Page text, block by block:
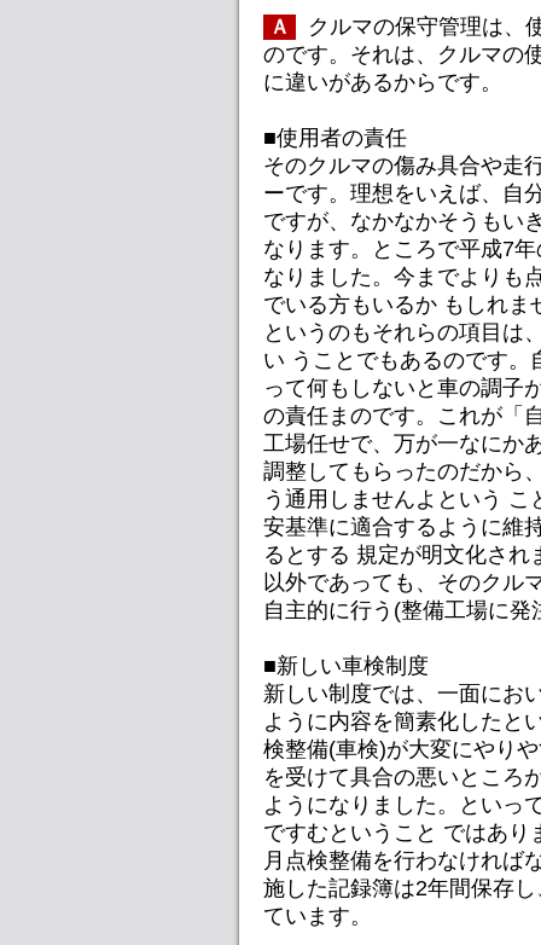
Ａ
クルマの保守管理は、
のです。それは、クルマの
に違いがあるからです。
■使用者の責任
そのクルマの傷み具合や走
ーです。理想をいえば、自
ですが、なかなかそうもい
なります。ところで平成7
なりました。今までよりも
でいる方もいるか もしれ
というのもそれらの項目は
い うことでもあるのです
って何もしないと車の調子
の責任まのです。これが「
工場任せで、万が一なにか
調整してもらったのだから
う通用しませんよという
安基準に適合するように維
るとする 規定が明文化さ
以外であっても、そのクル
自主的に行う(整備工場に
■新しい車検制度
新しい制度では、一面にお
ように内容を簡素化したと
検整備(車検)が大変にやり
を受けて具合の悪いところ
ようになりました。といっ
ですむということ ではあ
月点検整備を行わなければ
施した記録簿は2年間保存
ています。